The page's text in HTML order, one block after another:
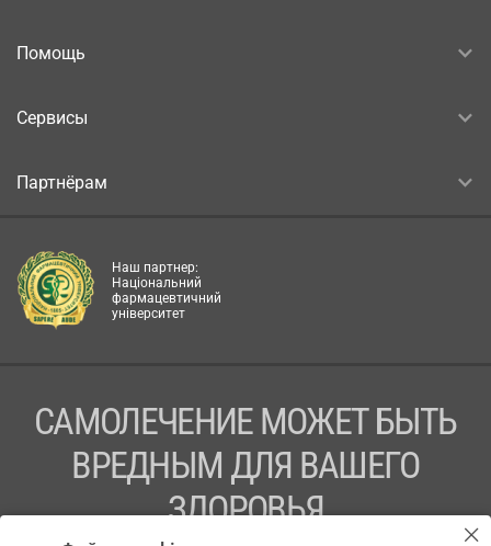
Помощь
Сервисы
Партнёрам
Наш партнер:
Національний
фармацевтичний
університет
САМОЛЕЧЕНИЕ МОЖЕТ БЫТЬ
ВРЕДНЫМ ДЛЯ ВАШЕГО
ЗДОРОВЬЯ